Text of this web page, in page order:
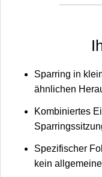
Sparring in
ähnlichen
Kombiniertes
Spezifischer
kein